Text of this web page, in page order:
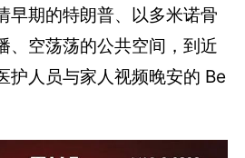
早期的特朗普、以多米诺骨
、空荡荡的公共空间，到近
护人员与家人视频晚安的 Be